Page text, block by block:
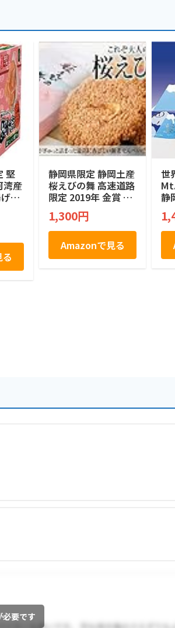
堅
湾産
味
)
静岡県限定 静岡土産
桜えびの舞 高速道路
限定 2019年 金賞 M
ONDE SELECTION
絶対買い 焼菓子 煎
餅 せんべい １２個
1,300円
Amazonで見る
世
静
定
ッ
ペ
必要です